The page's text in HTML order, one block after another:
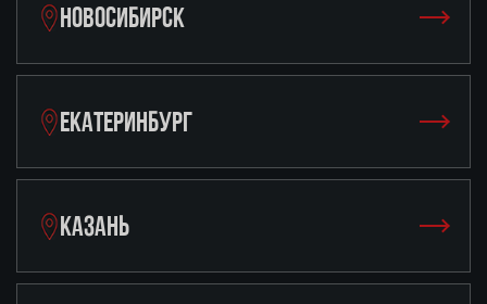
НОВОСИБИРСК
ЕКАТЕРИНБУРГ
КАЗАНЬ